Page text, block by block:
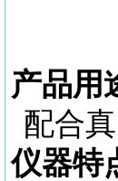
产品用
配合
仪器特